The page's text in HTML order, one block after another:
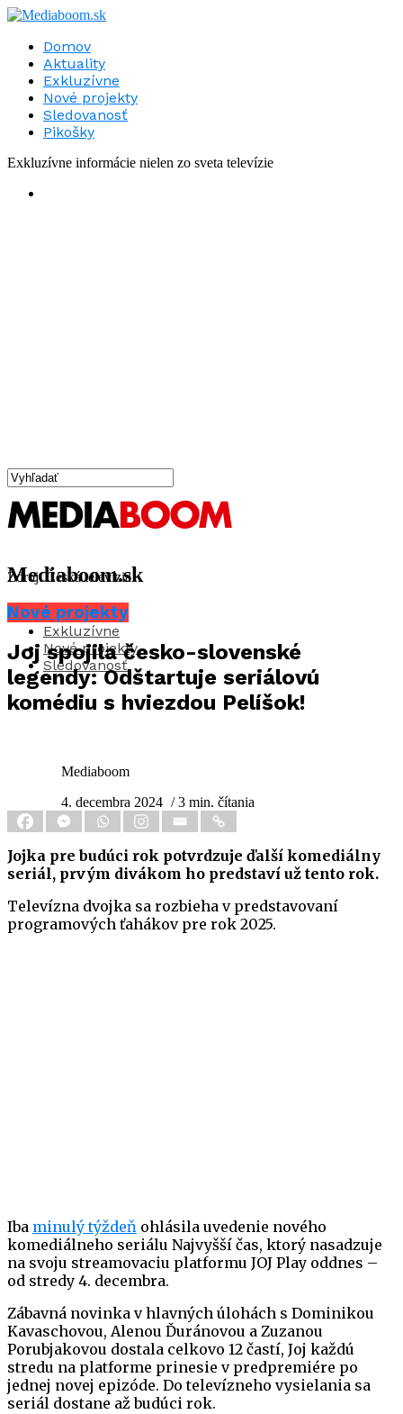
Domov
Aktuality
Exkluzívne
Nové projekty
Sledovanosť
Pikošky
Exkluzívne informácie nielen zo sveta televízie
Mediaboom.sk
Aktuality
Exkluzívne
Nové projekty
Sledovanosť
Zdroj: Česká televízia
Nové projekty
Joj spojila česko-slovenské
legendy: Odštartuje seriálovú
komédiu s hviezdou Pelíšok!
Mediaboom
4. decembra 2024 / 3 min. čítania
Jojka pre budúci rok potvrdzuje ďalší komediálny
seriál, prvým divákom ho predstaví už tento rok.
Televízna dvojka sa rozbieha v predstavovaní
programových ťahákov pre rok 2025.
Iba minulý týždeň ohlásila uvedenie nového
komediálneho seriálu Najvyšší čas, ktorý nasadzuje
na svoju streamovaciu platformu JOJ Play oddnes –
od stredy 4. decembra.
Zábavná novinka v hlavných úlohách s Dominikou
Kavaschovou, Alenou Ďuránovou a Zuzanou
Porubjakovou dostala celkovo 12 častí, Joj každú
stredu na platforme prinesie v predpremiére po
jednej novej epizóde. Do televízneho vysielania sa
seriál dostane až budúci rok.